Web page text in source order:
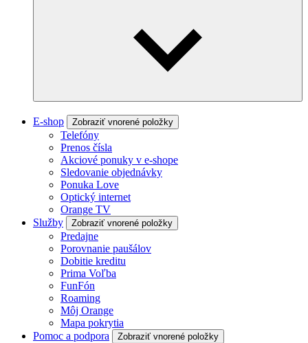
E-shop Zobraziť vnorené položky
Telefóny
Prenos čísla
Akciové ponuky v e-shope
Sledovanie objednávky
Ponuka Love
Optický internet
Orange TV
Služby
Zobraziť vnorené položky
Predajne
Porovnanie paušálov
Dobitie kreditu
Prima Voľba
FunFón
Roaming
Môj Orange
Mapa pokrytia
Pomoc a podpora
Zobraziť vnorené položky